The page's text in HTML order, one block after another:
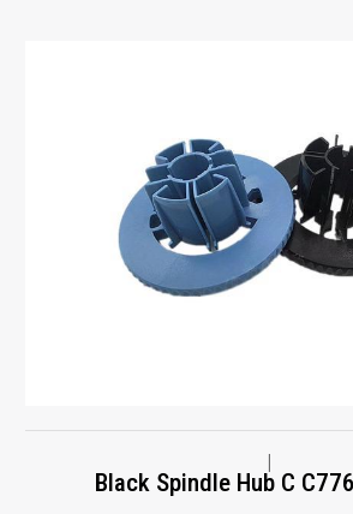
Black Spindle Hub C